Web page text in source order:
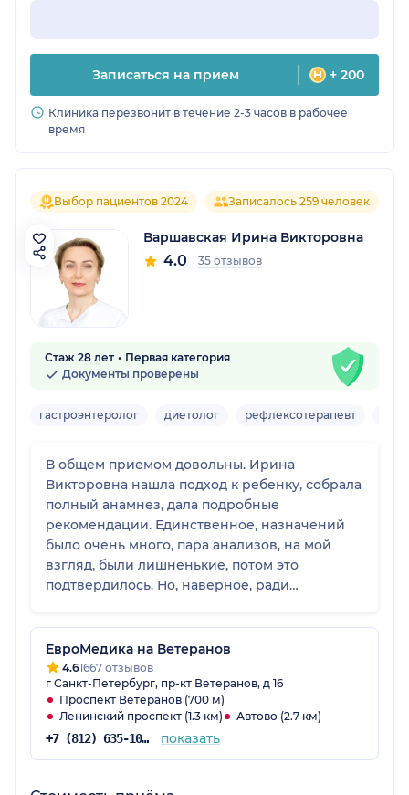
Записаться на прием + 200
Клиника перезвонит в течение 2-3 часов в рабочее
время
Выбор пациентов 2024 Записалось 259 человек
Варшавская Ирина Викторовна
4.0 35 отзывов
Стаж 28 лет
Первая категория
Документы проверены
гастроэнтеролог диетолог рефлексотерапевт
В общем приемом довольны. Ирина
Викторовна нашла подход к ребенку, собрала
полный анамнез, дала подробные
рекомендации. Единственное, назначений
было очень много, пара анализов, на мой
взгляд, были лишненькие, потом это
подтвердилось. Но, наверное, ради
права. Мы обращались, чтобы получить
разрешение на плановую госпитализацию
из-за повышенного билирубина.
ЕвроМедика на Ветеранов
4.61667 отзывов
г Санкт-Петербург, пр-кт Ветеранов, д 16
Проспект Ветеранов (700 м)
Ленинский проспект (1.3 км)
Автово (2.7 км)
+7 (812) 635-10-38 показать